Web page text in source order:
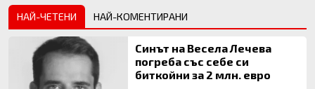
НАЙ-ЧЕТЕНИ НАЙ-КОМЕНТИРАНИ
Синът на Весела Лечева
погреба със себе си
биткойни за 2 млн. евро